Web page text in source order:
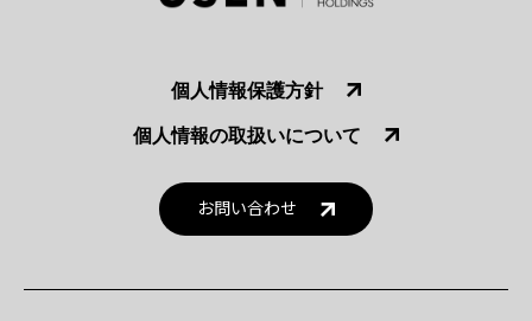
個人情報保護方針
個人情報の取扱いについて
お問い合わせ